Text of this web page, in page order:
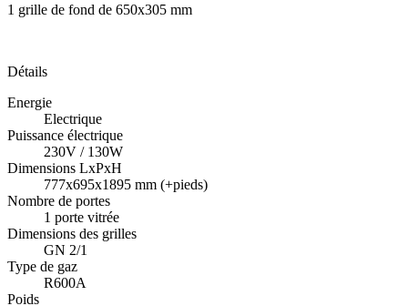
1 grille de fond de 650x305 mm
Détails
Energie
Electrique
Puissance électrique
230V / 130W
Dimensions LxPxH
777x695x1895 mm (+pieds)
Nombre de portes
1 porte vitrée
Dimensions des grilles
GN 2/1
Type de gaz
R600A
Poids